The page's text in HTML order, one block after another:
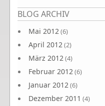
BLOG ARCHIV
Mai 2012(6)
April 2012(2)
März 2012(4)
Februar 2012(6)
Januar 2012(6)
Dezember 2011 (4)
Seiten